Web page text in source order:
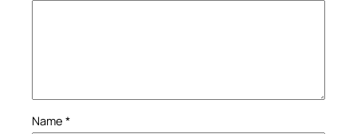
Name *